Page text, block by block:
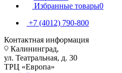
Избранные товары0
+7 (4012) 790-800
Контактная информация
Калининград,
ул. Театральная, д. 30
ТРЦ «Европа»